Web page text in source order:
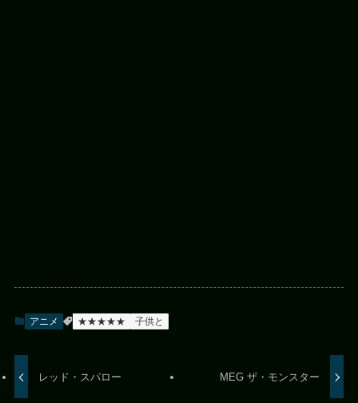
アニメ ★★★★★ 子供と
レッド・スパロー MEG ザ・モンスター